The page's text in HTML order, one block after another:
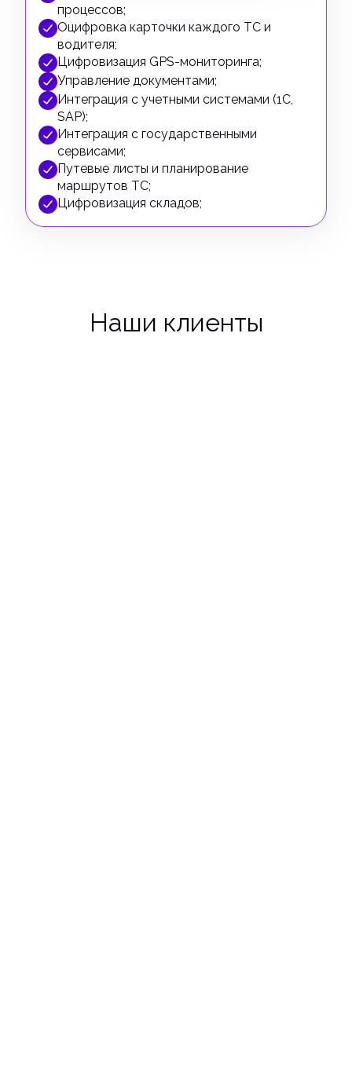
процессов;
Оцифровка карточки каждого ТС и
водителя;
Цифровизация GPS-мониторинга;
Управление документами;
Интеграция с учетными системами (1C,
SAP);
Интеграция с государственными
сервисами;
Путевые листы и планирование
маршрутов ТС;
Цифровизация складов;
Наши клиенты